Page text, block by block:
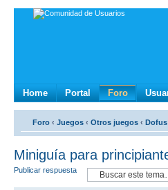
Home Portal Foro
Foro ‹ Juegos ‹ Otros juegos ‹ Dofus
Miniguía para
Publicar respuesta